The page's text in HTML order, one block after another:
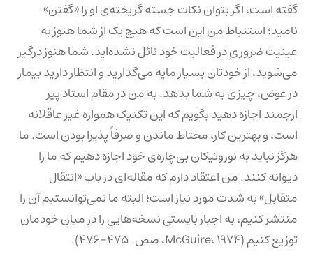
گفته است، اگر بتوان نکات جسته گریخته‌ی او را «گفتن»
نامید؛ استنباط من این است که هیچ یک از شما هنوز به
عینیت ضروری در فعالیت خود نائل نشده‌اید. شما هنوز درگیر
می‌شوید، از خودتان بسیار مایه می‌گذارید و انتظار دارید بیمار
در عوض، چیزی به شما بدهد. به من در مقام استاد پیر
ارجمند اجازه دهید بگویم که این تکنیک همواره غیر عاقلانه
است، و بهترین کار، محتاط ماندن و صرفاً پذیرا بودن است. ما
هرگز نباید به نوروتیکان بی‌چاره‌ی خود اجازه دهیم که ما را
دیوانه کنند. من اعتقاد دارم که مقاله‌ای در باب «انتقال
متقابل» به شدت مورد نیاز است؛ البته ما نمی‌توانستیم آن را
منتشر کنیم، به اجبار بایستی نسخه‌هایی را در میان خودمان
توزیع کنیم (McGuire، ۱۹۷۴، صص. ۴۷۵-۴۷۶).